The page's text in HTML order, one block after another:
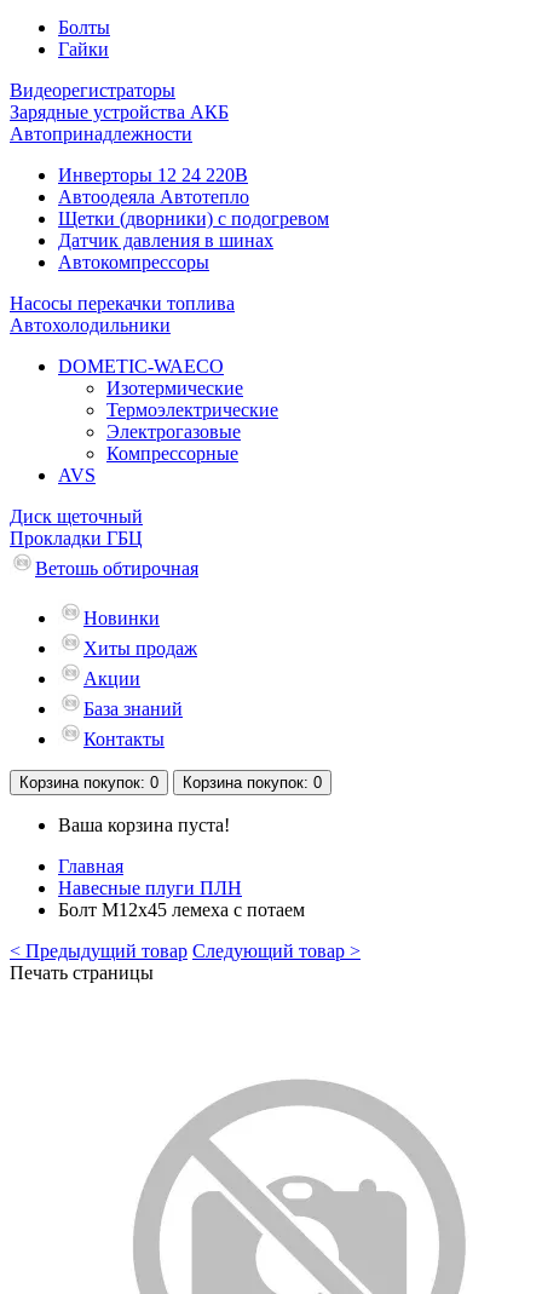
Болты
Гайки
Видеорегистраторы
Зарядные устройства АКБ
Автопринадлежности
Инверторы 12 24 220В
Автоодеяла Автотепло
Щетки (дворники) с подогревом
Датчик давления в шинах
Автокомпрессоры
Насосы перекачки топлива
Автохолодильники
DOMETIC-WAECO
Изотермические
Термоэлектрические
Электрогазовые
Компрессорные
AVS
Диск щеточный
Прокладки ГБЦ
Ветошь обтирочная
Новинки
Хиты продаж
Акции
База знаний
Контакты
Корзина покупок: 0 Корзина покупок: 0
Ваша корзина пуста!
Главная
Навесные плуги ПЛН
Болт М12х45 лемеха с потаем
< Предыдущий товар Следующий товар >
Печать страницы